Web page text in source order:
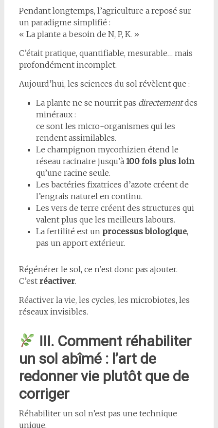
Pendant longtemps, l’agriculture a reposé sur
un paradigme simplifié :
« La plante a besoin de N, P, K. »
C’était pratique, quantifiable, mesurable… mais
profondément incomplet.
Aujourd’hui, les sciences du sol révèlent que :
La plante ne se nourrit pas directementdes
minéraux :
ce sont les micro-organismes qui les
rendent assimilables.
Le champignon mycorhizien étend le
réseau racinaire jusqu’à 100 fois plus loin
qu’une racine seule.
Les bactéries fixatrices d’azote créent de
l’engrais naturel en continu.
Les vers de terre créent des structures qui
valent plus que les meilleurs labours.
La fertilité est un processus biologique,
pas un apport extérieur.
Régénérer le sol, ce n’est donc pas ajouter.
C’est réactiver.
Réactiver la vie, les cycles, les microbiotes, les
réseaux invisibles.
III. Comment réhabiliter
un sol abîmé : l’art de
redonner vie plutôt que de
corriger
Réhabiliter un sol n’est pas une technique
unique.